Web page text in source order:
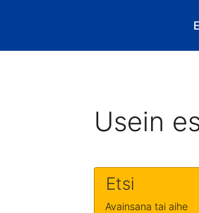
Usein
Etsi
Avainsana tai aihe